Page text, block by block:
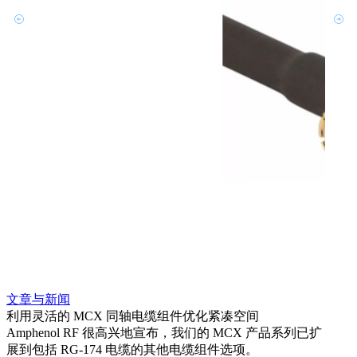
文章与新闻
利用灵活的 MCX 同轴电缆组件优化紧凑空间
Amphenol RF 很高兴地宣布，我们的 MCX 产品系列已扩
展到包括 RG-174 电缆的其他电缆组件选项。